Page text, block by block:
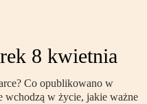
8 kwietnia
Co opublikowano w
wchodzą w życie, jakie ważne